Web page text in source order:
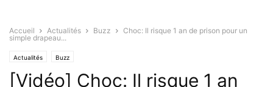
Accueil Actualités Buzz
Choc: Il risque 1 an de prison pour un
simple drapeau...
Actualités Buzz
[Vidéo] Choc: Il risque 1 an